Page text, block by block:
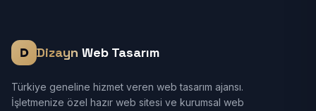
Dizayn Web Tasarım
Türkiye geneline hizmet veren web tasarım ajansı.
İşletmenize özel hazır web sitesi ve kurumsal web